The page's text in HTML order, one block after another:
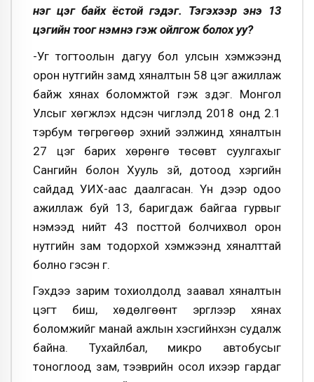
нэг цэг байх ёстой гэдэг. Тэгэхээр энэ 13
цэгийн тоог нэмнэ гэж ойлгож болох уу?
-Уг тогтоолын дагуу бол улсын хэмжээнд
орон нутгийн замд хяналтын 58 цэг ажиллаж
байж хянах боломжтой гэж үздэг. Монгол
Улсыг хөгжүүлэх үндсэн чиглэлд 2018 онд 2.1
тэрбум төгрөгөөр эхний ээлжинд хяналтын
27 цэг барих хөрөнгө төсөвт суулгахыг
Сангийн болон Хууль зүй, дотоод хэргийн
сайдад УИХ-аас даалгасан. Үүн дээр одоо
ажиллаж буй 13, баригдаж байгаа гурвыг
нэмээд нийт 43 посттой болчихвол орон
нутгийн зам тодорхой хэмжээнд хяналттай
болно гэсэн үг.
Гэхдээ зарим тохиолдолд заавал хяналтын
цэгт биш, хөдөлгөөнт эргүүлээр хянах
боломжийг манай ажлын хэсгийнхэн судалж
байна. Тухайлбал, микро автобусыг
тоноглоод зам, тээврийн осол ихээр гардаг